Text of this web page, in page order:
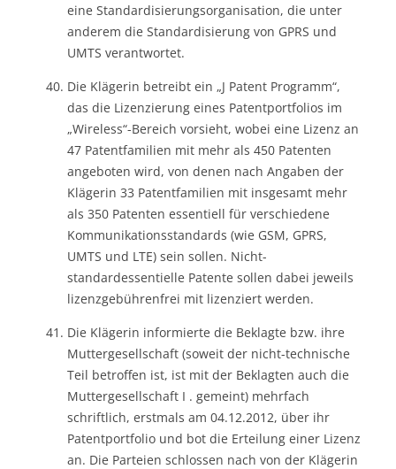
eine Standardisierungsorganisation, die unter
anderem die Standardisierung von GPRS und
UMTS verantwortet.
Die Klägerin betreibt ein „J Patent Programm“,
das die Lizenzierung eines Patentportfolios im
„Wireless“-Bereich vorsieht, wobei eine Lizenz an
47 Patentfamilien mit mehr als 450 Patenten
angeboten wird, von denen nach Angaben der
Klägerin 33 Patentfamilien mit insgesamt mehr
als 350 Patenten essentiell für verschiedene
Kommunikationsstandards (wie GSM, GPRS,
UMTS und LTE) sein sollen. Nicht-
standardessentielle Patente sollen dabei jeweils
lizenzgebührenfrei mit lizenziert werden.
Die Klägerin informierte die Beklagte bzw. ihre
Muttergesellschaft (soweit der nicht-technische
Teil betroffen ist, ist mit der Beklagten auch die
Muttergesellschaft I . gemeint) mehrfach
schriftlich, erstmals am 04.12.2012, über ihr
Patentportfolio und bot die Erteilung einer Lizenz
an. Die Parteien schlossen nach von der Klägerin